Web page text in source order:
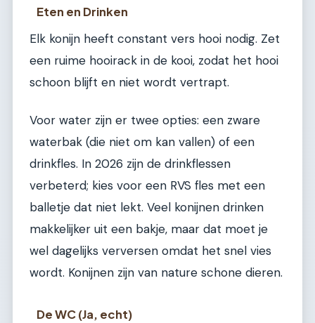
Eten en Drinken
Elk konijn heeft constant vers hooi nodig. Zet
een ruime hooirack in de kooi, zodat het hooi
schoon blijft en niet wordt vertrapt.
Voor water zijn er twee opties: een zware
waterbak (die niet om kan vallen) of een
drinkfles. In 2026 zijn de drinkflessen
verbeterd; kies voor een RVS fles met een
balletje dat niet lekt. Veel konijnen drinken
makkelijker uit een bakje, maar dat moet je
wel dagelijks verversen omdat het snel vies
wordt. Konijnen zijn van nature schone dieren.
De WC (Ja, echt)